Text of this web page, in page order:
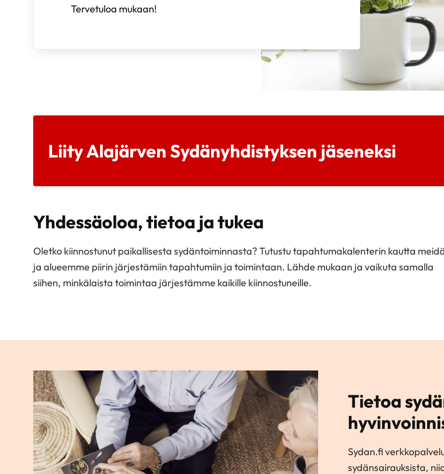
Tervetuloa mukaan!
Liity Alajärven Sydänyhdistyksen jäseneksi
Yhdessäoloa, tietoa ja tukea
Oletko kiinnostunut paikallisesta sydäntoiminnasta? Tutustu tapahtumakalenterin kautta
ja alueemme piirin järjestämiin tapahtumiin ja toimintaan. Lähde mukaan ja vaikuta samalla
siihen, minkälaista toimintaa järjestämme kaikille kiinnostuneille.
Tietoa
Sydan.fi
sydänsairauksista,